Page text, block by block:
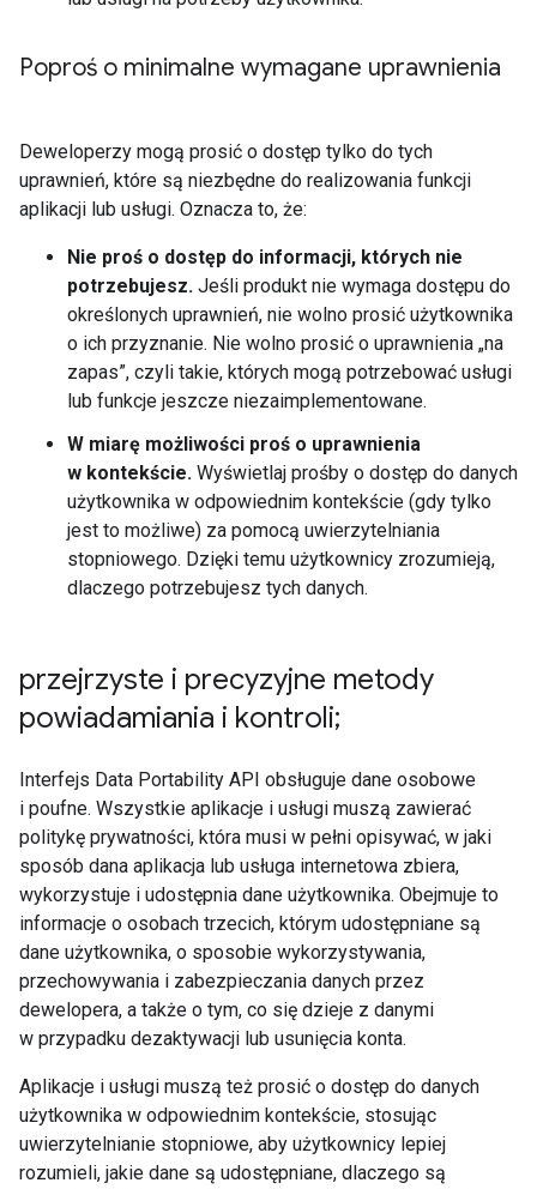
Poproś o minimalne wymagane uprawnienia
Deweloperzy mogą prosić o dostęp tylko do tych
uprawnień, które są niezbędne do realizowania funkcji
aplikacji lub usługi. Oznacza to, że:
Nie proś o dostęp do informacji, których nie
potrzebujesz. Jeśli produkt nie wymaga dostępu do
określonych uprawnień, nie wolno prosić użytkownika
o ich przyznanie. Nie wolno prosić o uprawnienia „na
zapas”, czyli takie, których mogą potrzebować usługi
lub funkcje jeszcze niezaimplementowane.
W miarę możliwości proś o uprawnienia
w kontekście. Wyświetlaj prośby o dostęp do danych
użytkownika w odpowiednim kontekście (gdy tylko
jest to możliwe) za pomocą uwierzytelniania
stopniowego. Dzięki temu użytkownicy zrozumieją,
dlaczego potrzebujesz tych danych.
przejrzyste i precyzyjne metody
powiadamiania i kontroli;
Interfejs Data Portability API obsługuje dane osobowe
i poufne. Wszystkie aplikacje i usługi muszą zawierać
politykę prywatności, która musi w pełni opisywać, w jaki
sposób dana aplikacja lub usługa internetowa zbiera,
wykorzystuje i udostępnia dane użytkownika. Obejmuje to
informacje o osobach trzecich, którym udostępniane są
dane użytkownika, o sposobie wykorzystywania,
przechowywania i zabezpieczania danych przez
dewelopera, a także o tym, co się dzieje z danymi
w przypadku dezaktywacji lub usunięcia konta.
Aplikacje i usługi muszą też prosić o dostęp do danych
użytkownika w odpowiednim kontekście, stosując
uwierzytelnianie stopniowe, aby użytkownicy lepiej
rozumieli, jakie dane są udostępniane, dlaczego są